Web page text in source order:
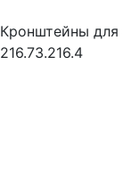
Кронштейны
216.73.216.4